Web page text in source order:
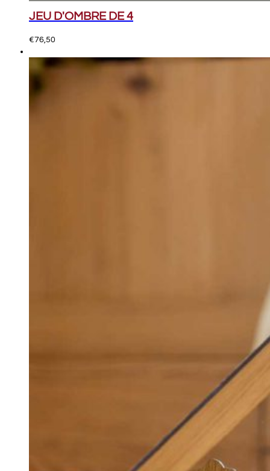
JEU D'OMBRE DE 4
€76,50